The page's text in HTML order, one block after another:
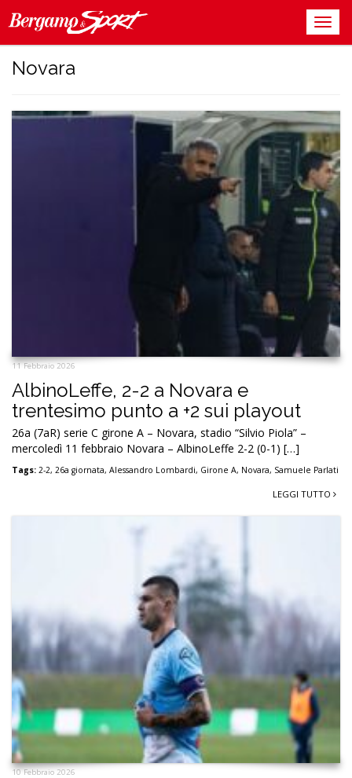
Novara
11 Febbraio 2026
AlbinoLeffe, 2-2 a Novara e
trentesimo punto a +2 sui playout
26a (7aR) serie C girone A – Novara, stadio “Silvio Piola” –
mercoledì 11 febbraio Novara – AlbinoLeffe 2-2 (0-1) […]
Tags: 2-2, 26a giornata, Alessandro Lombardi, Girone A, Novara, Samuele Parlati
LEGGI TUTTO
10 Febbraio 2026